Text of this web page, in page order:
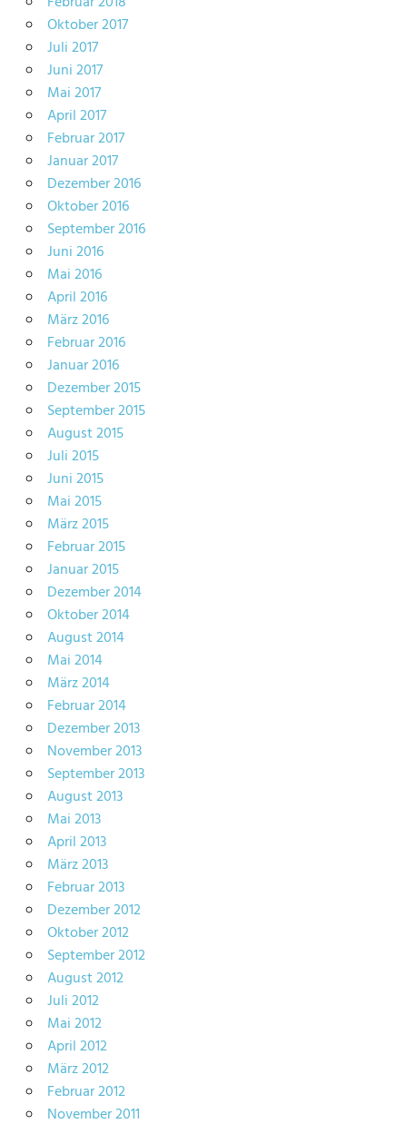
Oktober 2017
Juli 2017
Juni 2017
Mai 2017
April 2017
Februar 2017
Januar 2017
Dezember 2016
Oktober 2016
September 2016
Juni 2016
Mai 2016
April 2016
März 2016
Februar 2016
Januar 2016
Dezember 2015
September 2015
August 2015
Juli 2015
Juni 2015
Mai 2015
März 2015
Februar 2015
Januar 2015
Dezember 2014
Oktober 2014
August 2014
Mai 2014
März 2014
Februar 2014
Dezember 2013
November 2013
September 2013
August 2013
Mai 2013
April 2013
März 2013
Februar 2013
Dezember 2012
Oktober 2012
September 2012
August 2012
Juli 2012
Mai 2012
April 2012
März 2012
Februar 2012
November 2011